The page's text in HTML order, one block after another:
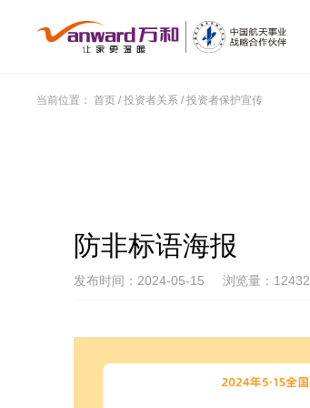
当前位置：首页 /投资者关系 /投资者保护宣传
防非标语海报
发布时间：2024-05-15 浏览量：12432